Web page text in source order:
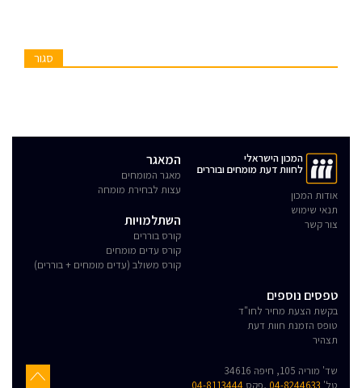
סגור
המכון הישראלי
לחוות דעת מומחים ובוררים
אודות המכון
תנאי שימוש
צור קשר
המאגר
מאגר המומחים
עצות לבחירת מומחה
השתלמויות
קורס בוררים
קורס עדים מומחים
קורס משולב (עדים מומחים + בוררים)
טפסים נוספים
בקשת הצעת מחיר לחו"ד
טופס הזמנת חוות דעת
תצהיר
שד' מוריה 105, חיפה 34616
טל' 04-8244633 ,פקס 04-8113444